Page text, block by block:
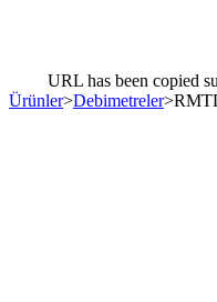
URL has been copied
Ürünler>Debimetreler>